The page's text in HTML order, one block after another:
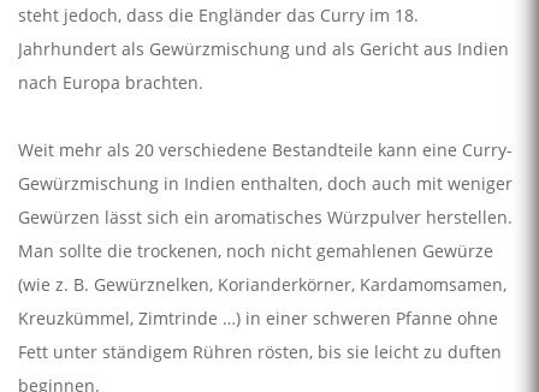
steht jedoch, dass die Engländer das Curry im 18.
Jahrhundert als Gewürzmischung und als Gericht aus Indien
nach Europa brachten.
Weit mehr als 20 verschiedene Bestandteile kann eine Curry-
Gewürzmischung in Indien enthalten, doch auch mit weniger
Gewürzen lässt sich ein aromatisches Würzpulver herstellen.
Man sollte die trockenen, noch nicht gemahlenen Gewürze
(wie z. B. Gewürznelken, Korianderkörner, Kardamomsamen,
Kreuzkümmel, Zimtrinde …) in einer schweren Pfanne ohne
Fett unter ständigem Rühren rösten, bis sie leicht zu duften
beginnen.